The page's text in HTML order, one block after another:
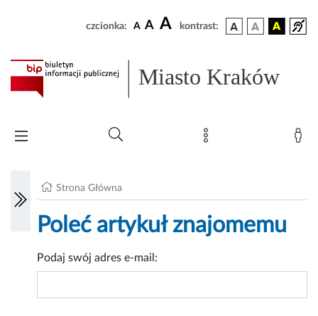
czcionka: A A A kontrast:
Miasto Kraków
Strona Główna
Poleć artykuł znajomemu
Podaj swój adres e-mail: